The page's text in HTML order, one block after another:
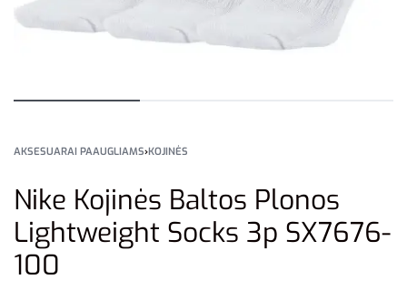
AKSESUARAI PAAUGLIAMS›KOJINĖS
Nike Kojinės Baltos Plonos
Lightweight Socks 3p SX7676-
100